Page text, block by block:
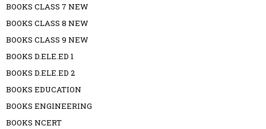
BOOKS CLASS 7 NEW
BOOKS CLASS 8 NEW
BOOKS CLASS 9 NEW
BOOKS D.ELE.ED 1
BOOKS D.ELE.ED 2
BOOKS EDUCATION
BOOKS ENGINEERING
BOOKS NCERT